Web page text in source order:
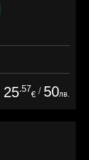
25.57
€ / 50лв.